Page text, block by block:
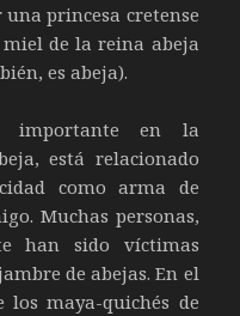
princesa cretense
de la reina abeja
es abeja).
importante en la
está relacionado
como arma de
Muchas personas,
han sido víctimas
de abejas. En el
maya-quichés de